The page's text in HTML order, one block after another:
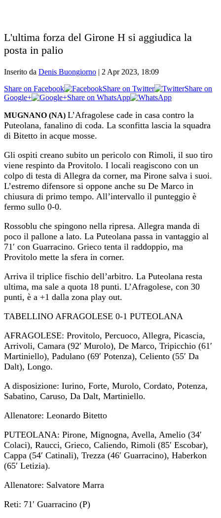
L'ultima forza del Girone H si aggiudica la
posta in palio
Inserito da Denis Buongiorno | 2 Apr 2023, 18:09
Share on Facebook
Share on Twitter
Share on
Google+
Share on WhatsApp
MUGNANO (NA) L’Afragolese cade in casa contro la
Puteolana, fanalino di coda. La sconfitta lascia la squadra
di Bitetto in acque mosse.
Gli ospiti creano subito un pericolo con Rimoli, il suo tiro
viene respinto da Provitolo. I locali reagiscono con un
colpo di testa di Allegra da corner, ma Pirone salva i suoi.
L’estremo difensore si oppone anche su De Marco in
chiusura di primo tempo. All’intervallo il punteggio è
fermo sullo 0-0.
Rossoblu che spingono nella ripresa. Allegra manda di
poco il pallone a lato. La Puteolana passa in vantaggio al
71′ con Guarracino. Grieco tenta il raddoppio, ma
Provitolo mette la sfera in corner.
Arriva il triplice fischio dell’arbitro. La Puteolana resta
ultima, ma sale a quota 18 punti. L’Afragolese, con 30
punti, è a +1 dalla zona play out.
TABELLINO AFRAGOLESE 0-1 PUTEOLANA
AFRAGOLESE: Provitolo, Percuoco, Allegra, Picascia,
Arrivoli, Camara (92′ Murolo), De Marco, Tripicchio (61′
Martiniello), Padulano (69′ Potenza), Celiento (55′ Da
Dalt), Longo.
A disposizione: Iurino, Forte, Murolo, Cordato, Potenza,
Sabatino, Caruso, Da Dalt, Martiniello.
Allenatore: Leonardo Bitetto
PUTEOLANA: Pirone, Mignogna, Avella, Amelio (34′
Colaci), Raucci, Grieco, Caliendo, Rimoli (85′ Escobar),
Cappa (54′ Catinali), Trezza (46′ Guarracino), Haberkon
(65′ Letizia).
Allenatore: Salvatore Marra
Reti: 71′ Guarracino (P)